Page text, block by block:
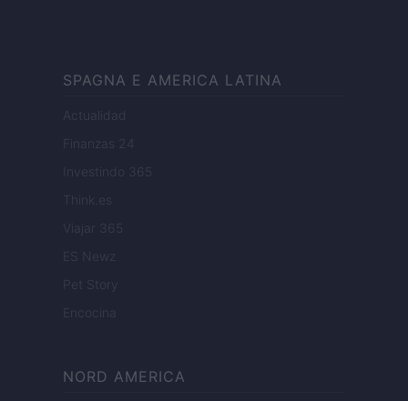
SPAGNA E AMERICA LATINA
Actualidad
Finanzas 24
Investindo 365
Think.es
Viajar 365
ES Newz
Pet Story
Encocina
NORD AMERICA